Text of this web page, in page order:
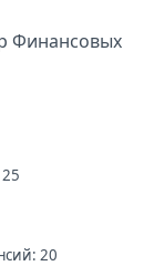
Финансовых
20